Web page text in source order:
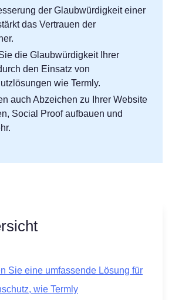
der Glaubwürdigkeit einer
das Vertrauen der
die Glaubwürdigkeit Ihrer
den Einsatz von
wie Termly.
auch Abzeichen zu Ihrer Website
Social Proof aufbauen und
Sie eine umfassende Lösung für
wie Termly